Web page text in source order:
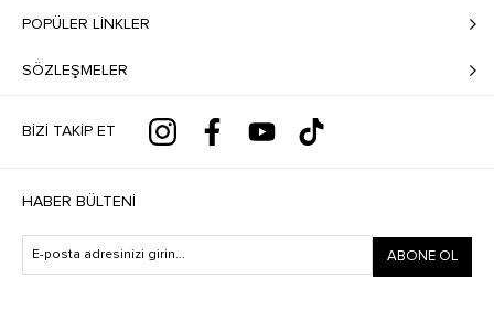
POPÜLER LİNKLER
SÖZLEŞMELER
BIZI TAKIP ET
HABER BÜLTENI
ABONE OL